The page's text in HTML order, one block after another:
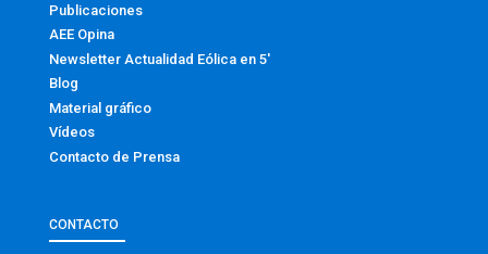
Publicaciones
AEE Opina
Newsletter Actualidad Eólica en 5′
Blog
Material gráfico
Vídeos
Contacto de Prensa
CONTACTO